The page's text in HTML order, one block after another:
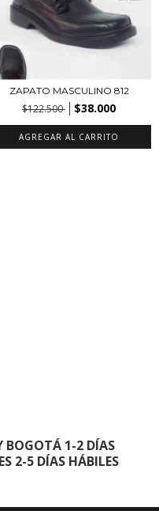
ZAPATO MASCULINO 812
$122.500 $38.000
AGREGAR AL CARRITO
BOGOTÁ 1-2 DÍAS
2-5 DÍAS HÁBILES